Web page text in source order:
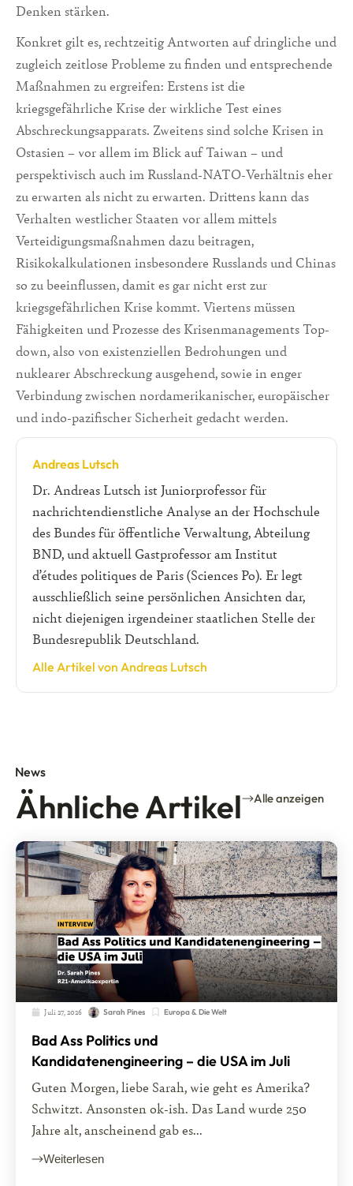
Denken stärken.
Konkret gilt es, rechtzeitig Antworten auf dringliche und
zugleich zeitlose Probleme zu finden und entsprechende
Maßnahmen zu ergreifen: Erstens ist die
kriegsgefährliche Krise der wirkliche Test eines
Abschreckungsapparats. Zweitens sind solche Krisen in
Ostasien – vor allem im Blick auf Taiwan – und
perspektivisch auch im Russland-NATO-Verhältnis eher
zu erwarten als nicht zu erwarten. Drittens kann das
Verhalten westlicher Staaten vor allem mittels
Verteidigungsmaßnahmen dazu beitragen,
Risikokalkulationen insbesondere Russlands und Chinas
so zu beeinflussen, damit es gar nicht erst zur
kriegsgefährlichen Krise kommt. Viertens müssen
Fähigkeiten und Prozesse des Krisenmanagements Top-
down, also von existenziellen Bedrohungen und
nuklearer Abschreckung ausgehend, sowie in enger
Verbindung zwischen nordamerikanischer, europäischer
und indo-pazifischer Sicherheit gedacht werden.
Andreas Lutsch
Dr. Andreas Lutsch ist Juniorprofessor für
nachrichtendienstliche Analyse an der Hochschule
des Bundes für öffentliche Verwaltung, Abteilung
BND, und aktuell Gastprofessor am Institut
d’études politiques de Paris (Sciences Po). Er legt
ausschließlich seine persönlichen Ansichten dar,
nicht diejenigen irgendeiner staatlichen Stelle der
Bundesrepublik Deutschland.
Alle Artikel von Andreas Lutsch
News
Ähnliche Artikel Alle anzeigen
Juli 27, 2026 Sarah Pines Europa & Die Welt
Bad Ass Politics und
Kandidatenengineering – die USA im Juli
Guten Morgen, liebe Sarah, wie geht es Amerika?
Schwitzt. Ansonsten ok-ish. Das Land wurde 250
Jahre alt, anscheinend gab es...
Weiterlesen